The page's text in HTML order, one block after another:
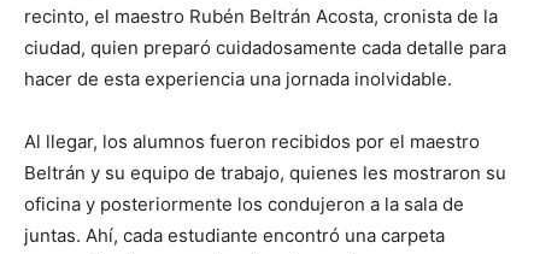
recinto, el maestro Rubén Beltrán Acosta, cronista de la
ciudad, quien preparó cuidadosamente cada detalle para
hacer de esta experiencia una jornada inolvidable.
Al llegar, los alumnos fueron recibidos por el maestro
Beltrán y su equipo de trabajo, quienes les mostraron su
oficina y posteriormente los condujeron a la sala de
juntas. Ahí, cada estudiante encontró una carpeta